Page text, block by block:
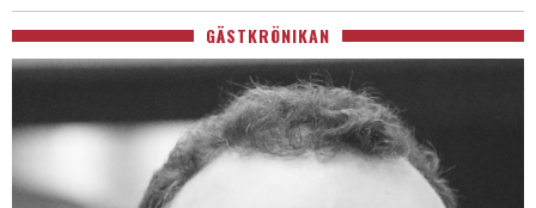
GÄSTKRÖNIKAN